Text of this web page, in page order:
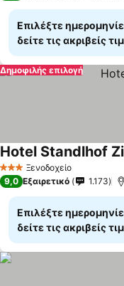
Επιλέξτε
δείτε τις ακριβείς
Δημοφιλής επιλογή
3 ΑστέριαΞενοδοχείο
Hotel Standlhof
9,0 Εξαιρετικό 1.173
Επιλέξτε
δείτε τις ακριβείς